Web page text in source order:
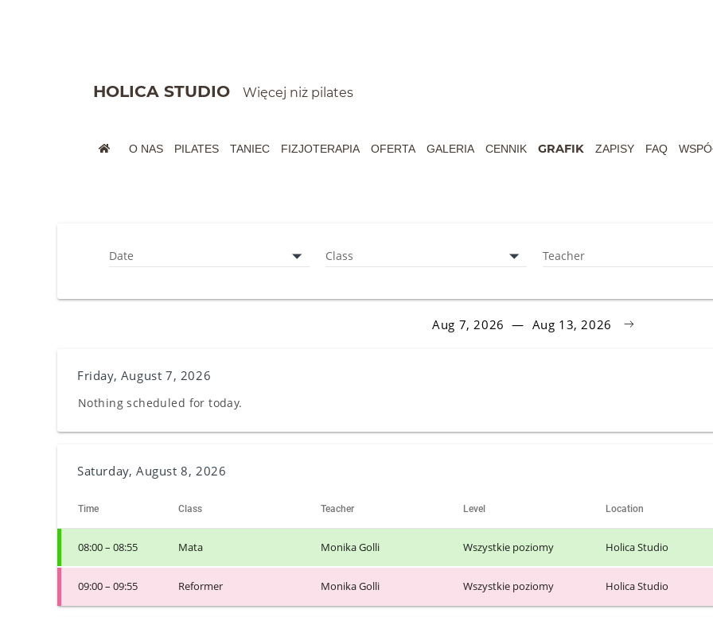
HOLICA STUDIO Więcej niż pilates
O NAS PILATES TANIEC FIZJOTERAPIA OFERTA GALERIA CENNIK GRAFIK ZAPISY FAQ